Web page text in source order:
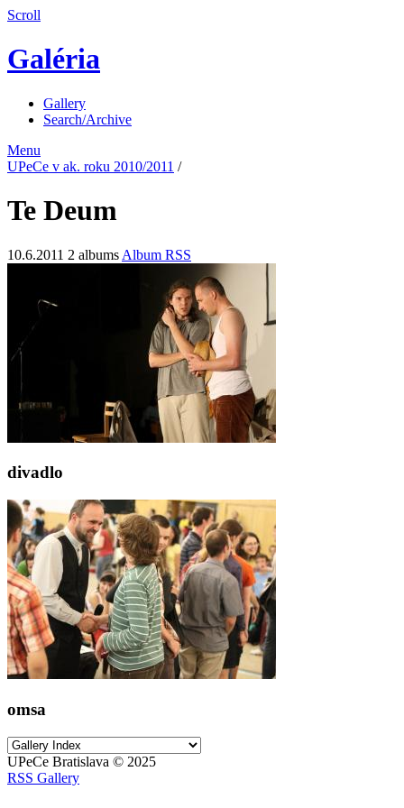
Scroll
Galéria
Gallery
Search/Archive
Menu
UPeCe v ak. roku 2010/2011 /
Te Deum
10.6.2011 2 albums Album RSS
divadlo
omsa
UPeCe Bratislava © 2025
RSS Gallery